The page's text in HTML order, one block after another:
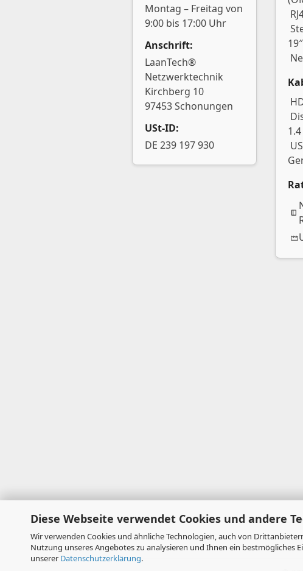
Diese Webseite verwendet Cookies und andere
Wir verwenden Cookies und ähnliche Technologien, auch von
Nutzung unseres Angebotes zu analysieren und Ihnen ein bestmögliches
unserer Datenschutzerklärung.
Montag – Freitag von
9:00 bis 17:00 Uhr
Anschrift:
LaanTech®
Netzwerktechnik
Kirchberg 10
97453 Schonungen
USt-ID:
DE 239 197 930
19″
1.4